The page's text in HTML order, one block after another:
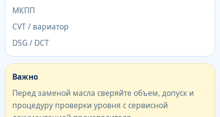
МКПП
CVT / вариатор
DSG / DCT
Важно
Перед заменой масла сверяйте объем, допуск и
процедуру проверки уровня с сервисной